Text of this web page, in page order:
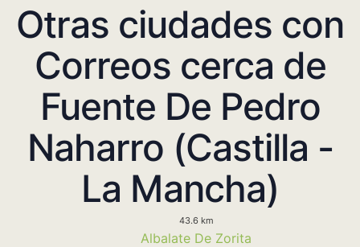
Otras ciudades con
Correos cerca de
Fuente De Pedro
Naharro (Castilla -
La Mancha)
43.6 km
Albalate De Zorita